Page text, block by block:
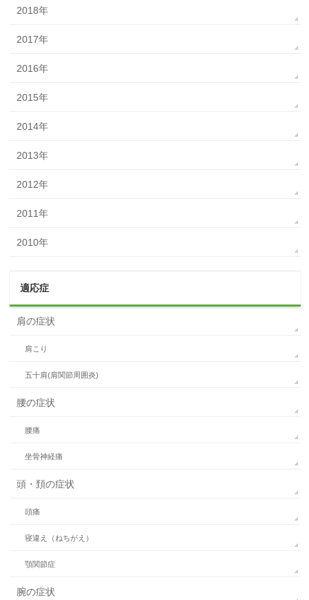
2018年
2017年
2016年
2015年
2014年
2013年
2012年
2011年
2010年
適応症
肩の症状
肩こり
五十肩(肩関節周囲炎)
腰の症状
腰痛
坐骨神経痛
頭・頚の症状
頭痛
寝違え（ねちがえ）
顎関節症
腕の症状